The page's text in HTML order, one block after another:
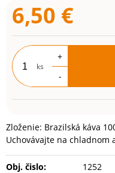
6,50 €
ks
+
-
Zloženie: Brazilská káva
Uchovávajte na chladnom
Obj. čislo:
1252